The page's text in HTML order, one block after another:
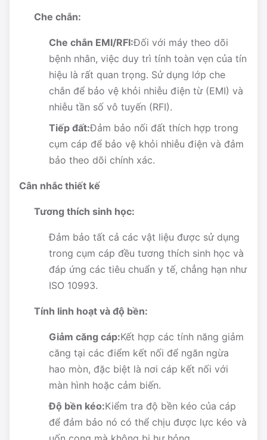
Che chắn:
Che chắn EMI/RFI:Đối với máy theo dõi
bệnh nhân, việc duy trì tính toàn vẹn của tín
hiệu là rất quan trọng. Sử dụng lớp che
chắn để bảo vệ khỏi nhiễu điện từ (EMI) và
nhiễu tần số vô tuyến (RFI).
Tiếp đất:Đảm bảo nối đất thích hợp trong
cụm cáp để bảo vệ khỏi nhiễu điện và đảm
bảo theo dõi chính xác.
Cân nhắc thiết kế
Tương thích sinh học:
Đảm bảo tất cả các vật liệu được sử dụng
trong cụm cáp đều tương thích sinh học và
đáp ứng các tiêu chuẩn y tế, chẳng hạn như
ISO 10993.
Tính linh hoạt và độ bền:
Giảm căng cáp:Kết hợp các tính năng giảm
căng tại các điểm kết nối để ngăn ngừa
hao mòn, đặc biệt là nơi cáp kết nối với
màn hình hoặc cảm biến.
Độ bền kéo:Kiểm tra độ bền kéo của cáp
để đảm bảo nó có thể chịu được lực kéo và